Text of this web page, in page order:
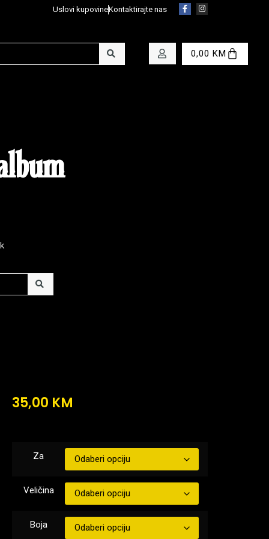
Uslovi kupovineKontaktirajte nas
0,00 KM
35,00 KM
Za
Veličina
Boja